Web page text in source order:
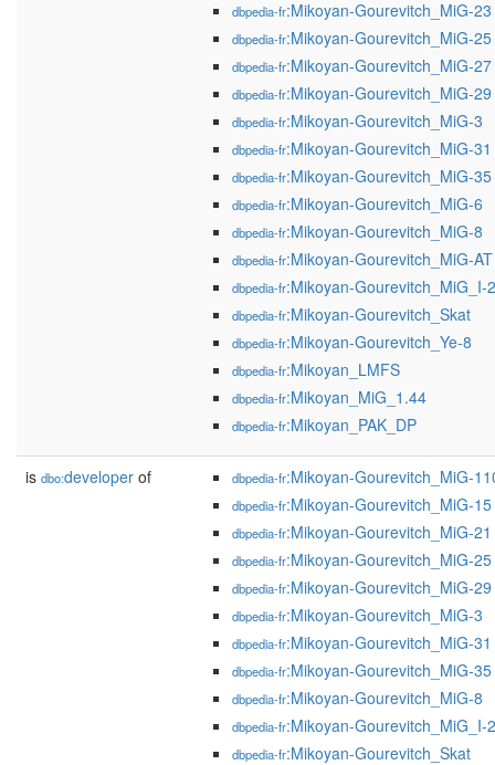
dbpedia-fr:Mikoyan-Gourevitch_MiG-23
dbpedia-fr:Mikoyan-Gourevitch_MiG-25
dbpedia-fr:Mikoyan-Gourevitch_MiG-27
dbpedia-fr:Mikoyan-Gourevitch_MiG-29
dbpedia-fr:Mikoyan-Gourevitch_MiG-3
dbpedia-fr:Mikoyan-Gourevitch_MiG-31
dbpedia-fr:Mikoyan-Gourevitch_MiG-35
dbpedia-fr:Mikoyan-Gourevitch_MiG-6
dbpedia-fr:Mikoyan-Gourevitch_MiG-8
dbpedia-fr:Mikoyan-Gourevitch_MiG-AT
dbpedia-fr:Mikoyan-Gourevitch_MiG_I-
dbpedia-fr:Mikoyan-Gourevitch_Skat
dbpedia-fr:Mikoyan-Gourevitch_Ye-8
dbpedia-fr:Mikoyan_LMFS
dbpedia-fr:Mikoyan_MiG_1.44
dbpedia-fr:Mikoyan_PAK_DP
is dbo:developer of dbpedia-fr:Mikoyan-Gourevitch_MiG-
dbpedia-fr:Mikoyan-Gourevitch_MiG-15
dbpedia-fr:Mikoyan-Gourevitch_MiG-21
dbpedia-fr:Mikoyan-Gourevitch_MiG-25
dbpedia-fr:Mikoyan-Gourevitch_MiG-29
dbpedia-fr:Mikoyan-Gourevitch_MiG-3
dbpedia-fr:Mikoyan-Gourevitch_MiG-31
dbpedia-fr:Mikoyan-Gourevitch_MiG-35
dbpedia-fr:Mikoyan-Gourevitch_MiG-8
dbpedia-fr:Mikoyan-Gourevitch_MiG_I-
dbpedia-fr:Mikoyan-Gourevitch_Skat